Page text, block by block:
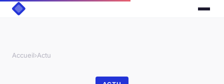
Accueil›Actu